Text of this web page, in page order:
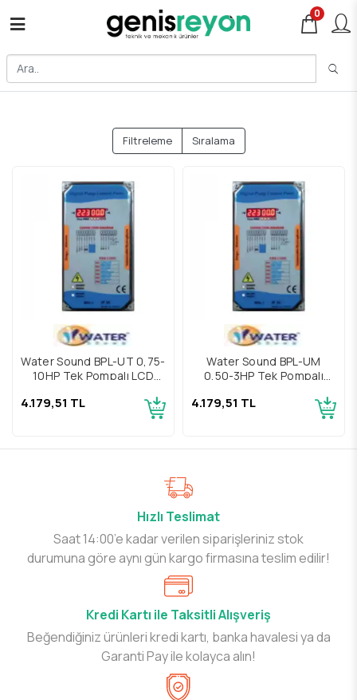
0
Filtreleme Sıralama
Water Sound BPL-UT 0,75-
10HP Tek Pompalı LCD
Drenaj Konsol Panosu
4.179,51 TL
Water Sound BPL-UM
0,50-3HP Tek Pompalı
Drenaj Konsol Panosu
4.179,51 TL
Hızlı Teslimat
Saat 14:00’e kadar verilen siparişleriniz stok
durumuna göre aynı gün kargo firmasına teslim edilir!
Kredi Kartı ile Taksitli Alışveriş
Beğendiğiniz ürünleri kredi kartı, banka havalesi ya da
Garanti Pay ile kolayca alın!